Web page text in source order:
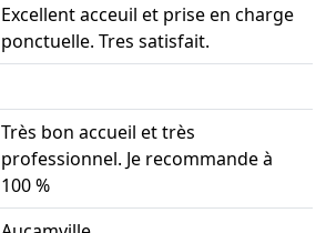
Excellent acceuil et prise en charge
ponctuelle. Tres satisfait.
Très bon accueil et très
professionnel. Je recommande à
100 %